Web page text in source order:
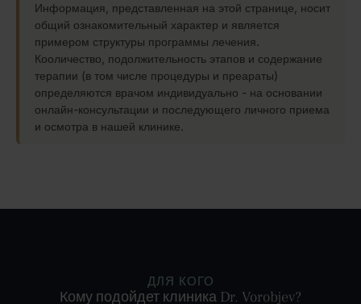
Информация, представленная на этой странице, носит
общий ознакомительный характер и является
примером структуры программы лечения.
Кооличество, подолжительность этапов и содержание
терапии (в том числе процедуры и преараты)
определяются врачом индивидуально - на основании
онлайн-консультации и последующего личного приема
и осмотра в нашей клинике.
ДЛЯ КОГО
Кому подойдет клиника Dr. Vorobjev?